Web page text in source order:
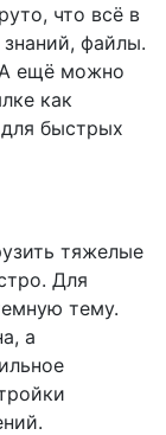
что всё в
файлы.
ещё можно
как
быстрых
тяжелые
Для
тему.
а